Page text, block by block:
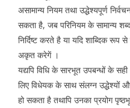
असामान्य नियम तथा उद्धेश्यपूर्ण
सकता है, जब परिनियम के सामान्य
निर्दिष्ट करते है या यदि शाब्दिक रूप
अकृत करेगें ।
यद्यपि विधि के सारभूत उपबन्धों के
लिए विधेयक के साथ संलग्न उद्धेश्यों
हो सकता है तथापि उनका प्रयोग